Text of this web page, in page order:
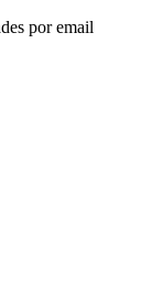
por email